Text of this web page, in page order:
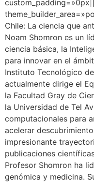
Chile: La ciencia que
Noam Shomron es un
ciencia básica, la
para innovar en el
Instituto Tecnológico
actualmente dirige el
la Facultad Gray de
la Universidad de Tel
computacionales para
acelerar
impresionante
publicaciones
Profesor Shomron ha
genómica y medicina.